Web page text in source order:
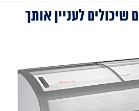
שיכולים לעניין אותך